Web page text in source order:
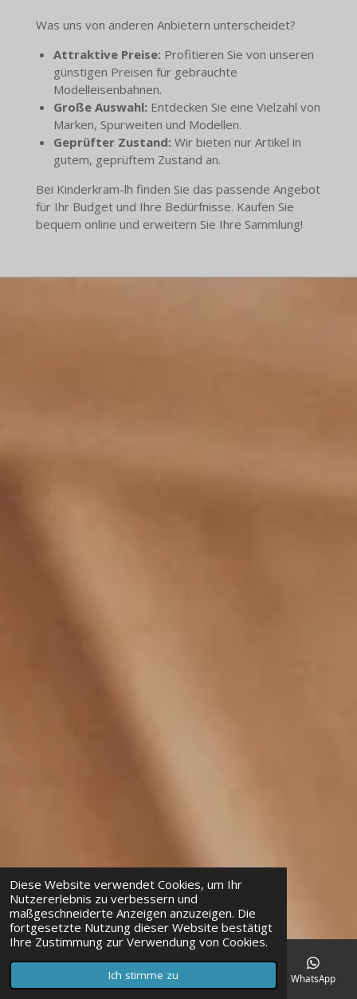
Diese Website verwendet Cookies, um Ihr
Nutzererlebnis zu verbessern und
maßgeschneiderte Anzeigen anzuzeigen. Die
fortgesetzte Nutzung dieser Website bestätigt
Ihre Zustimmung zur Verwendung von Cookies.
Ich stimme zu
Was uns von anderen Anbietern unterscheidet?
Attraktive Preise: Profitieren Sie von unseren
günstigen Preisen für gebrauchte
Modelleisenbahnen.
Große Auswahl: Entdecken Sie eine Vielzahl von
Marken, Spurweiten und Modellen.
Geprüfter Zustand: Wir bieten nur Artikel in
gutem, geprüftem Zustand an.
Bei Kinderkram-lh finden Sie das passende Angebot
für Ihr Budget und Ihre Bedürfnisse. Kaufen Sie
bequem online und erweitern Sie Ihre Sammlung!
Telefon Karte WhatsApp